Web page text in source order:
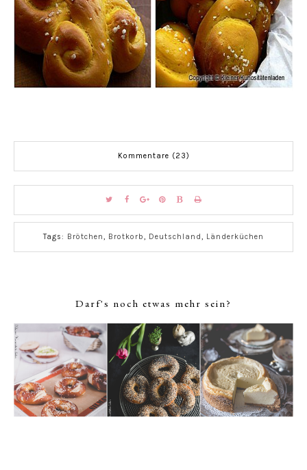
Kommentare (23)
Tags: Brötchen, Brotkorb, Deutschland, Länderküchen
Darf's noch etwas mehr sein?